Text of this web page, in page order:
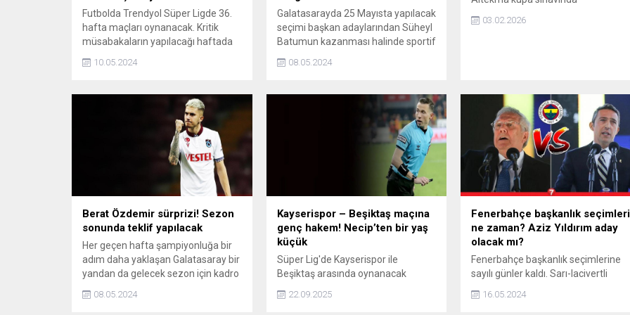
Futbolda Trendyol Süper Ligde 36.
hafta maçları oynanacak. Kritik
müsabakaların yapılacağı haftada
tüm maçlar Pazar günü aynı saatte
başlayacak.
10.05.2024
Galatasarayda 25 Mayısta yapılacak
seçimi başkan adaylarından Süheyl
Batumun kazanması halinde sportif
direktörlük görevine dünyaca ünlü
eski yıldız futbolcu Didier Drogbayı
08.05.2024
03.02.2026
Berat Özdemir sürprizi! Sezon
sonunda teklif yapılacak
Her geçen hafta şampiyonluğa bir
adım daha yaklaşan Galatasaray bir
yandan da gelecek sezon için kadro
Önümüzdeki sezon için yerli
08.05.2024
Kayserispor – Beşiktaş maçına
genç hakem! Necip’ten bir yaş
küçük
Süper Lig'de Kayserispor ile
Beşiktaş arasında oynanacak
22.09.2025
Fenerbahçe başkanlık seçimleri
ne zaman? Aziz Yıldırım aday
olacak mı?
Fenerbahçe başkanlık seçimlerine
sayılı günler kaldı. Sarı-lacivertli
başkanlık koltuğu için yeniden aday
16.05.2024